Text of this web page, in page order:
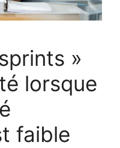
»
lorsque
faible